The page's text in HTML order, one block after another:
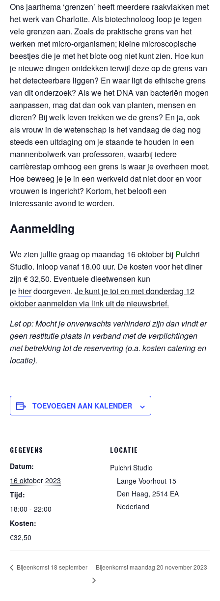
Ons jaarthema ‘grenzen’ heeft meerdere raakvlakken met
het werk van Charlotte. Als biotechnoloog loop je tegen
vele grenzen aan. Zoals de praktische grens van het
werken met micro-organismen; kleine microscopische
beestjes die je met het blote oog niet kunt zien. Hoe kun
je nieuwe dingen ontdekken terwijl deze op de grens van
het detecteerbare liggen? En waar ligt de ethische grens
van dit onderzoek? Als we het DNA van bacteriën mogen
aanpassen, mag dat dan ook van planten, mensen en
dieren? Bij welk leven trekken we de grens? En ja, ook
als vrouw in de wetenschap is het vandaag de dag nog
steeds een uitdaging om je staande te houden in een
mannenbolwerk van professoren, waarbij iedere
carrièrestap omhoog een grens is waar je overheen moet.
Hoe beweeg je je in een werkveld dat niet door en voor
vrouwen is ingericht? Kortom, het belooft een
interessante avond te worden.
Aanmelding
We zien jullie graag op maandag 16 oktober bij Pulchri
Studio. Inloop vanaf 18.00 uur. De kosten voor het diner
zijn € 32,50. Eventuele dieetwensen kun
je hierdoorgeven. Je kunt je tot en met donderdag 12
oktober aanmelden via link uit de nieuwsbrief.
Let op: Mocht je onverwachts verhinderd zijn dan vindt er
geen restitutie plaats in verband met de verplichtingen
met betrekking tot de reservering (o.a. kosten catering en
locatie).
TOEVOEGEN AAN KALENDER
GEGEVENS
Datum:
16 oktober 2023
Tijd:
18:00 - 22:00
Kosten:
€32,50
LOCATIE
Pulchri Studio
Lange Voorhout 15
Den Haag, 2514 EA
Nederland
Bijeenkomst 18 september Bijeenkomst maandag 20 november 2023